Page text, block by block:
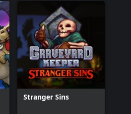
Stranger Sins